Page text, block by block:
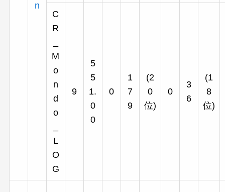
n
C
R
M
o
n
d
o
L
O
G
9
5
5
1.
0
0
0
1
7
9
(2
0
位)
0
3
6
(1
8
位)